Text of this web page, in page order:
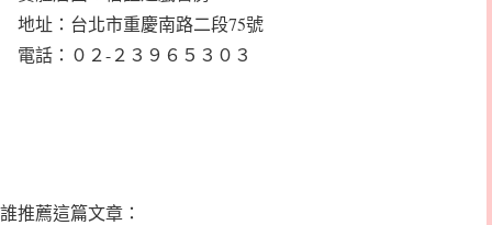
地址：台北市重慶南路二段75號
電話：０２-２３９６５３０３
誰推薦這篇文章：